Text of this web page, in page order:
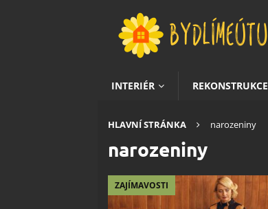
INTERIÉR REKONSTRUKCE
HLAVNÍ STRÁNKA narozeniny
narozeniny
ZAJÍMAVOSTI